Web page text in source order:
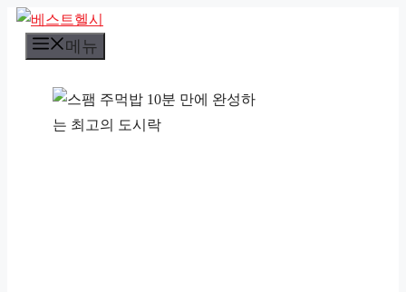
컨
메뉴